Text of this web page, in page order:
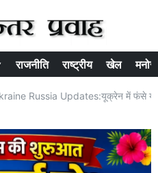
राजनीति राष्ट्रीय खेल
Russia Updates:यूक्रेन में फंसे यूपी